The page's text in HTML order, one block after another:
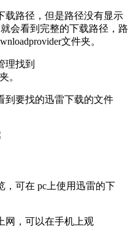
载路径，但是路径没有显示
会看到完整的下载路径，路
文件夹。
理找到
。
到要找的迅雷下载的文件
，可在 pc上使用迅雷的下
网，可以在手机上观